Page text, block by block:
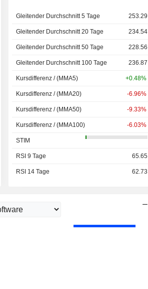
Gleitender Durchschnitt 5 Tage 253.29
Gleitender Durchschnitt 20 Tage 234.54
Gleitender Durchschnitt 50 Tage 228.56
Gleitender Durchschnitt 100 Tage 236.87
Kursdifferenz / (MMA5) +0.48%
Kursdifferenz / (MMA20) -6.96%
Kursdifferenz / (MMA50) -9.33%
Kursdifferenz / (MMA100) -6.03%
STIM
RSI 9 Tage 65.65
RSI 14 Tage 62.73